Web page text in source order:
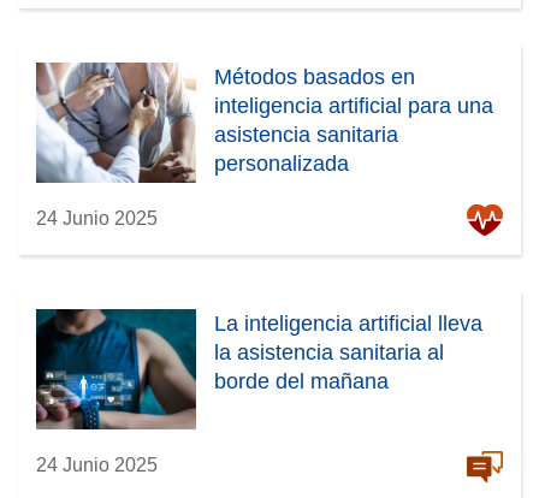
Métodos basados en
inteligencia artificial para una
asistencia sanitaria
personalizada
24 Junio 2025
La inteligencia artificial lleva
la asistencia sanitaria al
borde del mañana
24 Junio 2025